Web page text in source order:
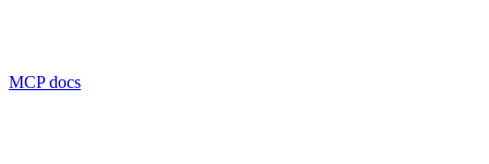
MCP docs